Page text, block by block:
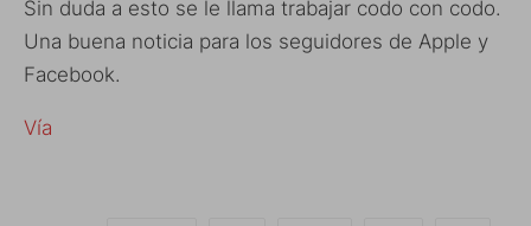
Sin duda a esto se le llama trabajar codo con codo.
Una buena noticia para los seguidores de Apple y
Facebook.
Vía